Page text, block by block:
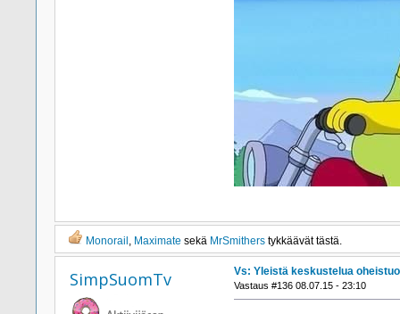
Monorail Maximate sekä MrSmitherstykkäävät tästä.
SimpSuomTv Vs: Yleistä keskustelua
Vastaus #136 08.07.15 - 23:10